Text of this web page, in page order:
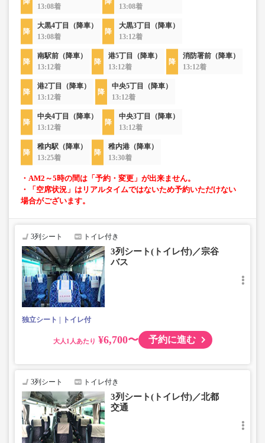
13:08着
13:08着
大黒4丁目（降車）
13:08着
大黒3丁目（降車）
13:12着
南駅前（降車）
13:12着
港5丁目（降車）
13:12着
消防署前（降車）
13:12着
港2丁目（降車）
13:12着
中央5丁目（降車）
13:12着
中央4丁目（降車）
13:12着
中央3丁目（降車）
13:12着
稚内駅（降車）
13:25着
稚内港（降車）
13:30着
・AM2～5時の間は「予約・変更」が出来ません。
・「空席状況」はリアルタイムではないため予約いただけない
場合がございます。
3列シート トイレ付き
3列シート(トイレ付)／宗谷
バス
独立シート トイレ付
大人 ¥6,700〜 予約に進む
3列シート トイレ付き
3列シート(トイレ付)／北都
交通